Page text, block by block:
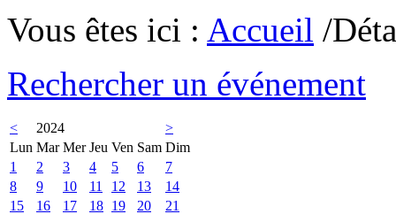
Vous êtes ici : Accueil /
Rechercher un événement
< 2024
>
Lun Mar Mer Jeu Ven Sam Dim
1
2 3 4 5 6
7
8
9 10 11 12 13
14
15
16 17 18 19 20
21